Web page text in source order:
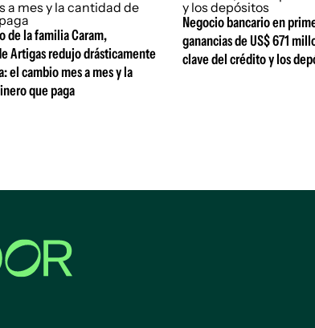
de la familia Caram,
Artigas redujo drásticamente
el cambio mes a mes y la
que paga
Negocio bancario en
ganancias de US$ 671
clave del crédito y los